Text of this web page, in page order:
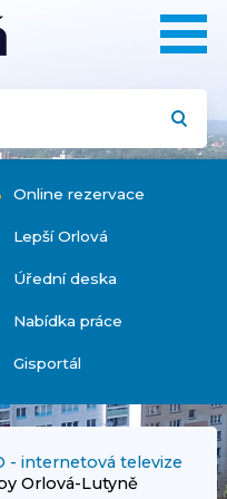
Online rezervace
Lepší Orlová
Úřední deska
Nabídka práce
Gisportál
- internetová televize
Orlová-Lutyně